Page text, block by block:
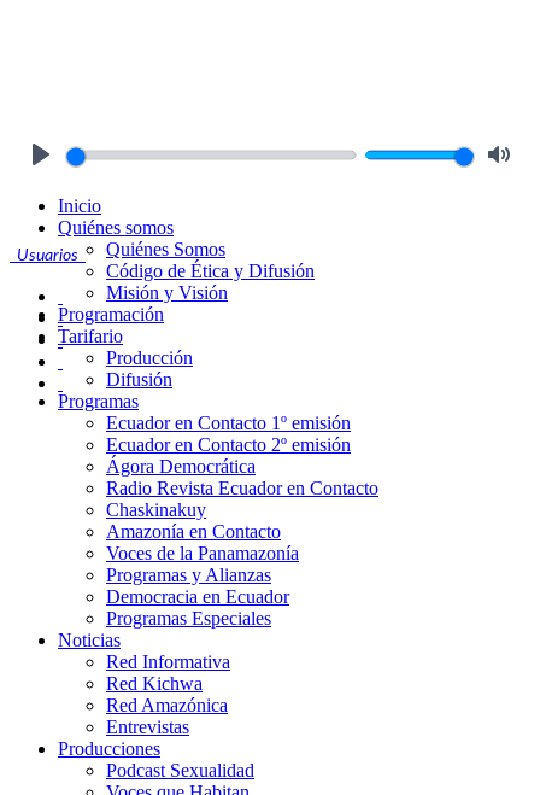
Usuarios
Inicio
Quiénes somos
Quiénes Somos
Código de Ética y Difusión
Misión y Visión
Programación
Tarifario
Producción
Difusión
Programas
Ecuador en Contacto 1º emisión
Ecuador en Contacto 2º emisión
Ágora Democrática
Radio Revista Ecuador en Contacto
Chaskinakuy
Amazonía en Contacto
Voces de la Panamazonía
Programas y Alianzas
Democracia en Ecuador
Programas Especiales
Noticias
Red Informativa
Red Kichwa
Red Amazónica
Entrevistas
Producciones
Podcast Sexualidad